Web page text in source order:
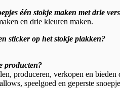
één stokje maken met drie
en drie kleuren maken.
sticker op het stokje plakken?
producten?
produceren, verkopen en bieden
speelgoed en geperste